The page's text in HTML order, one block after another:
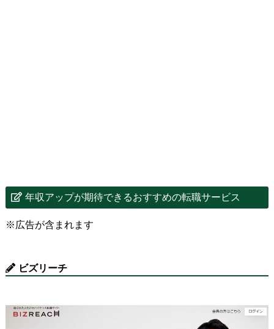
年収アップが期待できるおすすめの転職サービス
※広告が含まれます
ビズリーチ